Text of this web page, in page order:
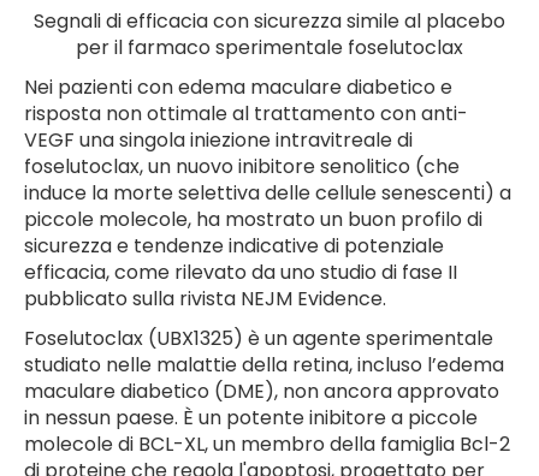
Segnali di efficacia con sicurezza simile al placebo
per il farmaco sperimentale foselutoclax
Nei pazienti con edema maculare diabetico e
risposta non ottimale al trattamento con anti-
VEGF una singola iniezione intravitreale di
foselutoclax, un nuovo inibitore senolitico (che
induce la morte selettiva delle cellule senescenti) a
piccole molecole, ha mostrato un buon profilo di
sicurezza e tendenze indicative di potenziale
efficacia, come rilevato da uno studio di fase II
pubblicato sulla rivista NEJM Evidence.
Foselutoclax (UBX1325) è un agente sperimentale
studiato nelle malattie della retina, incluso l’edema
maculare diabetico (DME), non ancora approvato
in nessun paese. È un potente inibitore a piccole
molecole di BCL-XL, un membro della famiglia Bcl-2
di proteine ​​che regola l'apoptosi, progettato per